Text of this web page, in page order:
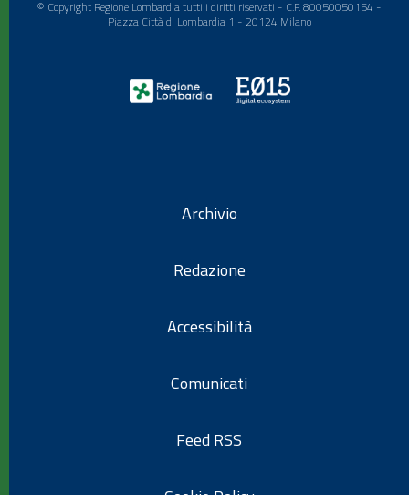
© Copyright Regione Lombardia tutti i diritti riservati - C.F. 80050050154 -
Piazza Città di Lombardia 1 - 20124 Milano
Archivio
Redazione
Accessibilità
Comunicati
Feed RSS